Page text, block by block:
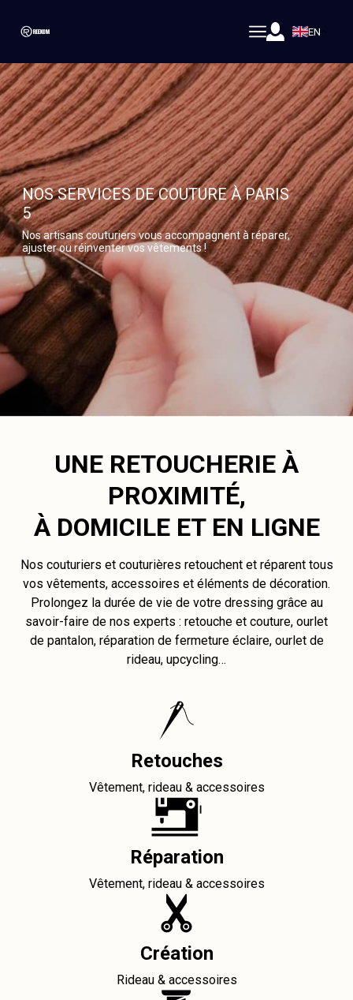
EN
NOS SERVICES DE COUTURE À PARIS
5
Nos artisans couturiers vous accompagnent à réparer,
ajuster ou réinventer vos vêtements !
UNE RETOUCHERIE À
PROXIMITÉ,
À DOMICILE ET EN LIGNE
Nos couturiers et couturières retouchent et réparent tous
vos vêtements, accessoires et éléments de décoration.
Prolongez la durée de vie de votre dressing grâce au
savoir-faire de nos experts : retouche et couture, ourlet
de pantalon, réparation de fermeture éclaire, ourlet de
rideau, upcycling…
Retouches
Vêtement, rideau & accessoires
Réparation
Vêtement, rideau & accessoires
Création
Rideau & accessoires